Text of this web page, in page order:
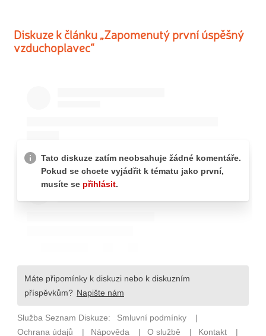
Diskuze k článku „Zapomenutý první úspěšný
vzduchoplavec“